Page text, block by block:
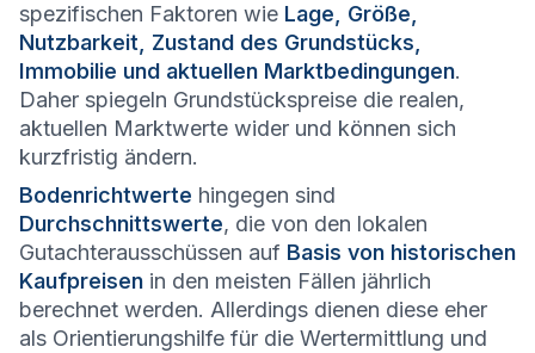
spezifischen Faktoren wie Lage, Größe,
Nutzbarkeit, Zustand des Grundstücks,
Immobilie und aktuellen Marktbedingungen.
Daher spiegeln Grundstückspreise die realen,
aktuellen Marktwerte wider und können sich
kurzfristig ändern.
Bodenrichtwerte hingegen sind
Durchschnittswerte, die von den lokalen
Gutachterausschüssen auf Basis von historischen
Kaufpreisen in den meisten Fällen jährlich
berechnet werden. Allerdings dienen diese eher
als Orientierungshilfe für die Wertermittlung und